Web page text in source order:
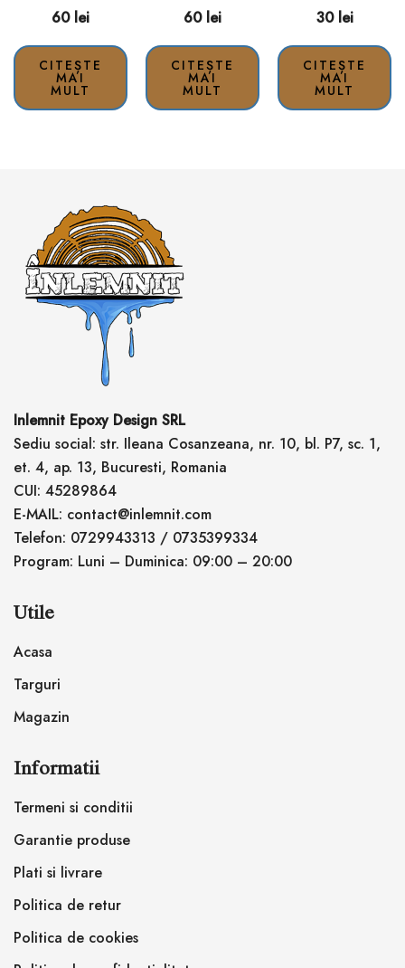
60 lei
CITEȘTE
MAI
MULT
60 lei
CITEȘTE
MAI
MULT
30 lei
CITEȘTE
MAI
MULT
Inlemnit Epoxy Design SRL
Sediu social: str. Ileana Cosanzeana, nr. 10, bl. P7, sc. 1,
et. 4, ap. 13, Bucuresti, Romania
CUI: 45289864
E-MAIL: contact@inlemnit.com
Telefon: 0729943313 / 0735399334
Program: Luni – Duminica: 09:00 – 20:00
Utile
Acasa
Targuri
Magazin
Informatii
Termeni si conditii
Garantie produse
Plati si livrare
Politica de retur
Politica de cookies